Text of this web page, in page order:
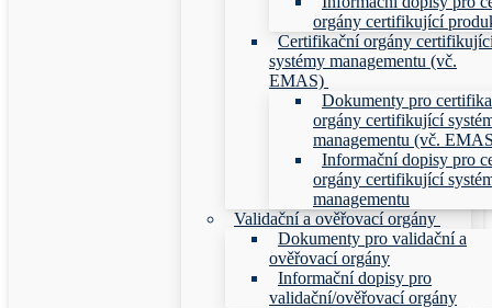
orgány certifikující
Certifikační orgány
systémy managementu (vč.
EMAS)
Dokumenty pro
orgány certifikující
managementu (vč.
Informační dopisy pro
orgány certifikující
managementu
Validační a ověřovací orgány
Dokumenty pro validační a
ověřovací orgány
Informační dopisy pro
validační/ověřovací orgány